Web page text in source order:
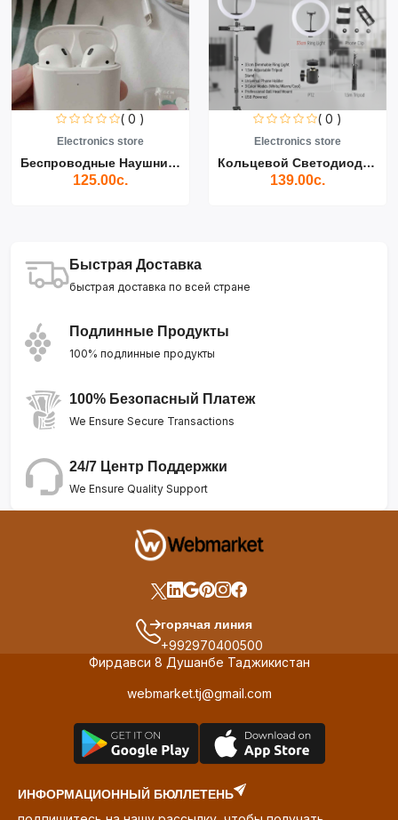
( 0 )
Electronics store
Беспроводные Наушники Air...
125.00с.
( 0 )
Electronics store
Кольцевой Светодиодный Св...
139.00с.
Быстрая Доставка
быстрая доставка по всей стране
Подлинные Продукты
100% подлинные продукты
100% Безопасный Платеж
We Ensure Secure Transactions
24/7 Центр Поддержки
We Ensure Quality Support
горячая линия
+992970400500
Фирдавси 8 Душанбе Таджикистан
webmarket.tj@gmail.com
ИНФОРМАЦИОННЫЙ БЮЛЛЕТЕНЬ